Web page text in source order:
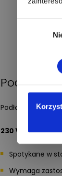
Podłączenie
230 V
Spotykane w
Wymaga